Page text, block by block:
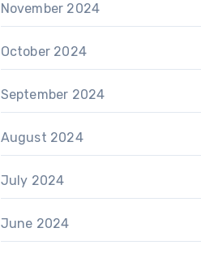
November 2024
October 2024
September 2024
August 2024
July 2024
June 2024